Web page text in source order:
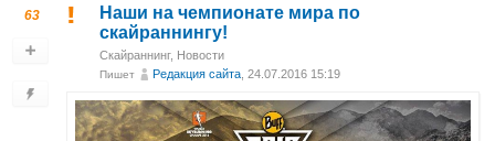
63
Наши на чемпионате мира по
скайраннингу!
Скайраннинг, Новости
Пишет Редакция сайта , 24.07.2016 15:19